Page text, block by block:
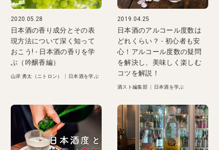
2020.05.28
日本酒の香り成分とその表
現方法について深く知って
おこう! - 日本酒の香りを学
ぶ（吟醸香編）
山岸 勇太（ニトロン） 日本酒を学ぶ
2019.04.25
日本酒のアルコール度数は
どれくらい？ - 初心者も安
心！アルコール度数の疑問
を解決し、美味しく楽しむ
コツを解説！
酒スト編集部 日本酒を学ぶ